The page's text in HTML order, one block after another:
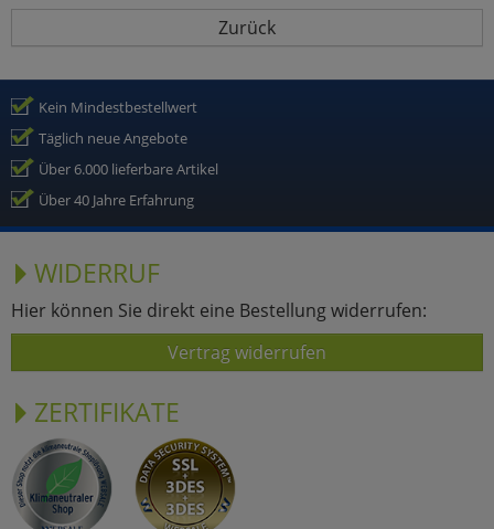
Zurück
Kein Mindestbestellwert
Täglich neue Angebote
Über 6.000 lieferbare Artikel
Über 40 Jahre Erfahrung
WIDERRUF
Hier können Sie direkt eine Bestellung widerrufen:
Vertrag widerrufen
ZERTIFIKATE